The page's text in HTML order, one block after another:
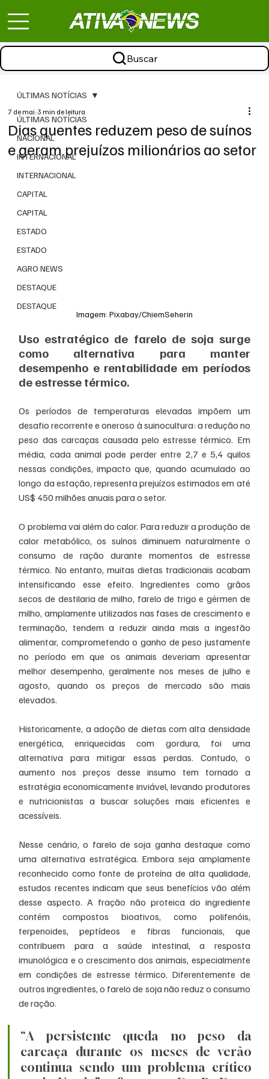
Buscar
ÚLTIMAS NOTÍCIAS
NACIONAL
INTERNACIONAL
INTERNACIONAL
CAPITAL
CAPITAL
ESTADO
ESTADO
AGRO NEWS
DESTAQUE
DESTAQUE
ÚLTIMAS NOTÍCIAS
Dias quentes reduzem peso de suínos
e geram prejuízos milionários ao setor
7 de mai.3 min de leitura
Imagem: Pixabay/ChiemSeherin
Uso estratégico de farelo de soja surge
como alternativa para manter
desempenho e rentabilidade em períodos
de estresse térmico.
Os períodos de temperaturas elevadas impõem um
desafio recorrente e oneroso à suinocultura: a redução no
peso das carcaças causada pelo estresse térmico. Em
média, cada animal pode perder entre 2,7 e 5,4 quilos
nessas condições, impacto que, quando acumulado ao
longo da estação, representa prejuízos estimados em até
US$ 450 milhões anuais para o setor.
O problema vai além do calor. Para reduzir a produção de
calor metabólico, os suínos diminuem naturalmente o
consumo de ração durante momentos de estresse
térmico. No entanto, muitas dietas tradicionais acabam
intensificando esse efeito. Ingredientes como grãos
secos de destilaria de milho, farelo de trigo e gérmen de
milho, amplamente utilizados nas fases de crescimento e
terminação, tendem a reduzir ainda mais a ingestão
alimentar, comprometendo o ganho de peso justamente
no período em que os animais deveriam apresentar
melhor desempenho, geralmente nos meses de julho e
agosto, quando os preços de mercado são mais
elevados.
Historicamente, a adoção de dietas com alta densidade
energética, enriquecidas com gordura, foi uma
alternativa para mitigar essas perdas. Contudo, o
aumento nos preços desse insumo tem tornado a
estratégia economicamente inviável, levando produtores
e nutricionistas a buscar soluções mais eficientes e
acessíveis.
Nesse cenário, o farelo de soja ganha destaque como
uma alternativa estratégica. Embora seja amplamente
reconhecido como fonte de proteína de alta qualidade,
estudos recentes indicam que seus benefícios vão além
desse aspecto. A fração não proteica do ingrediente
contém compostos bioativos, como polifenóis,
terpenoides, peptídeos e fibras funcionais, que
contribuem para a saúde intestinal, a resposta
imunológica e o crescimento dos animais, especialmente
em condições de estresse térmico. Diferentemente de
outros ingredientes, o farelo de soja não reduz o consumo
de ração.
“A persistente queda no peso da
carcaça durante os meses de verão
continua sendo um problema crítico